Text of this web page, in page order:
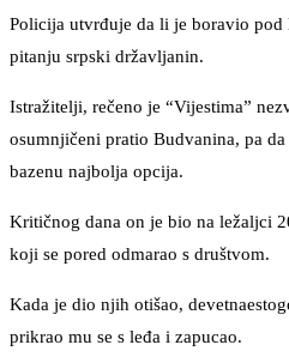
Policija utvrđuje da li je boravio pod
pitanju srpski državljanin.
Istražitelji, rečeno je “Vijestima”
osumnjičeni pratio Budvanina, pa
bazenu najbolja opcija.
Kritičnog dana on je bio na ležaljci
koji se pored odmarao s društvom.
Kada je dio njih otišao,
prikrao mu se s leđa i zapucao.